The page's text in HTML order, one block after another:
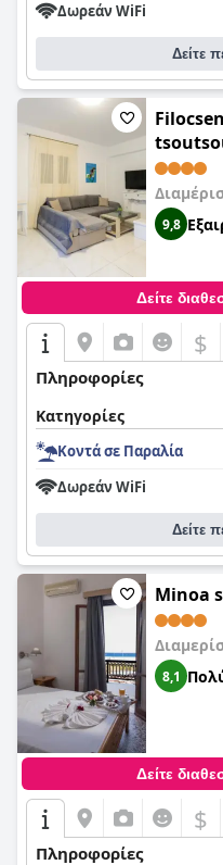
Δωρεάν WiFi
Δείτε
9,8
Δείτε
$
Πληροφορίες
Κατηγορίες
Κοντά σε Παραλία
Δωρεάν WiFi
Δείτε
Minoa
8,1
Δείτε
$
Πληροφορίες